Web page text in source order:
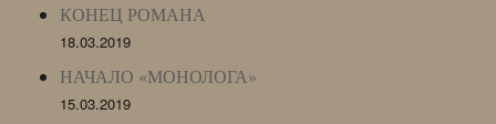
КОНЕЦ РОМАНА
18.03.2019
НАЧАЛО «МОНОЛОГА»
15.03.2019